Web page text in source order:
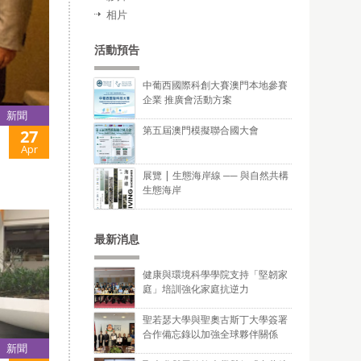
新聞
27
Apr
新聞
相片
活動預告
中葡西國際科創大賽澳門本地參賽
企業 推廣會活動方案
第五屆澳門模擬聯合國大會
展覽 | 生態海岸線 ── 與自然共構
生態海岸
最新消息
健康與環境科學學院支持「堅韌家
庭」培訓強化家庭抗逆力
聖若瑟大學與聖奧古斯丁大學簽署
合作備忘錄以加強全球夥伴關係